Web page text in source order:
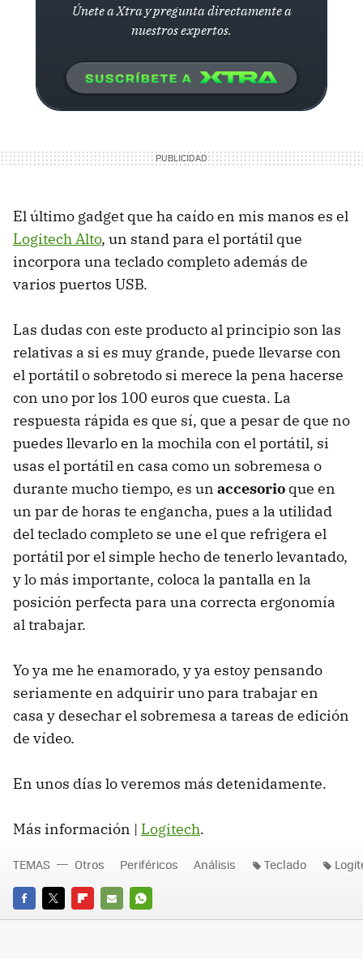
Únete a Xtra y pregunta directamente a
nuestros expertos.
El último gadget que ha caído en mis manos es el
Logitech Alto, un stand para el portátil que
incorpora una teclado completo además de
varios puertos USB.
Las dudas con este producto al principio son las
relativas a si es muy grande, puede llevarse con
el portátil o sobretodo si merece la pena hacerse
con uno por los 100 euros que cuesta. La
respuesta rápida es que sí, que a pesar de que no
puedes llevarlo en la mochila con el portátil, si
usas el portátil en casa como un sobremesa o
durante mucho tiempo, es un accesorio que en
un par de horas te engancha, pues a la utilidad
del teclado completo se une el que refrigera el
portátil por el simple hecho de tenerlo levantado,
y lo más importante, coloca la pantalla en la
posición perfecta para una correcta ergonomía
al trabajar.
Yo ya me he enamorado, y ya estoy pensando
seriamente en adquirir uno para trabajar en
casa y desechar el sobremesa a tareas de edición
de vídeo.
En unos días lo veremos más detenidamente.
Más información | Logitech.
FACEBOOK
TWITTERFLIPBOARD
E-
WHATSAPP
TEMAS Otros Periféricos Análisis Teclado